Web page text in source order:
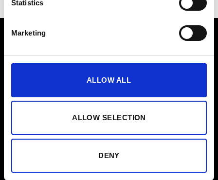
Statistics
Marketing
ALLOW ALL
ALLOW SELECTION
DENY
Affiliate